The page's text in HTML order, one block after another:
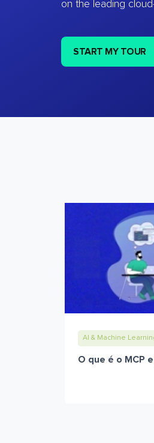
on the leading
START MY TOUR
AI & Machine
O que é o MCP